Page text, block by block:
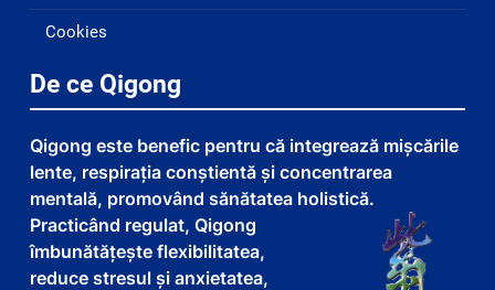
Cookies
De ce Qigong
Qigong este benefic pentru că integrează mișcările
lente, respirația conștientă și concentrarea
mentală, promovând sănătatea holistică.
Practicând regulat, Qigong
îmbunătățește flexibilitatea,
reduce stresul și anxietatea,